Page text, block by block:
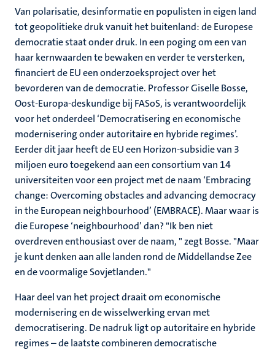
Van polarisatie, desinformatie en populisten in eigen land
tot geopolitieke druk vanuit het buitenland: de Europese
democratie staat onder druk. In een poging om een van
haar kernwaarden te bewaken en verder te versterken,
financiert de EU een onderzoeksproject over het
bevorderen van de democratie. Professor Giselle Bosse,
Oost-Europa-deskundige bij FASoS, is verantwoordelijk
voor het onderdeel ‘Democratisering en economische
modernisering onder autoritaire en hybride regimes’.
Eerder dit jaar heeft de EU een Horizon-subsidie van 3
miljoen euro toegekend aan een consortium van 14
universiteiten voor een project met de naam ‘Embracing
change: Overcoming obstacles and advancing democracy
in the European neighbourhood’ (EMBRACE). Maar waar is
die Europese ‘neighbourhood’ dan? "Ik ben niet
overdreven enthousiast over de naam, " zegt Bosse. "Maar
je kunt denken aan alle landen rond de Middellandse Zee
en de voormalige Sovjetlanden."
Haar deel van het project draait om economische
modernisering en de wisselwerking ervan met
democratisering. De nadruk ligt op autoritaire en hybride
regimes – de laatste combineren democratische